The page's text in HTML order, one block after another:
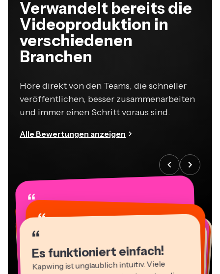
Verwandelt bereits die
Videoproduktion in
verschiedenen
Branchen
Höre direkt von den Teams, die schneller
veröffentlichen, besser zusammenarbeiten
und immer einen Schritt voraus sind.
Alle Bewertungen anzeigen
“
Es funktioniert einfach!
Kapwing ist unglaublich intuitiv. Viele
“
“
“
“
“
“